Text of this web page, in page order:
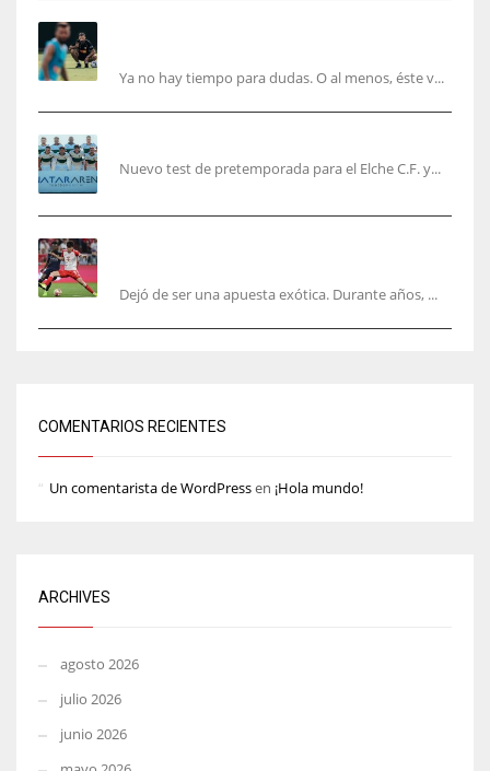
Ya no hay tiempo para dudas. O al menos, éste v...
Nuevo test de pretemporada para el Elche C.F. y...
Dejó de ser una apuesta exótica. Durante años, ...
COMENTARIOS RECIENTES
Un comentarista de WordPressen ¡Hola mundo!
ARCHIVES
agosto 2026
julio 2026
junio 2026